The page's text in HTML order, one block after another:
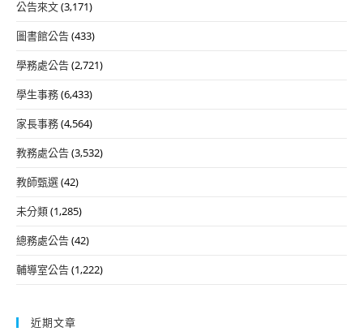
公告來文(3,171)
圖書館公告(433)
學務處公告(2,721)
學生事務(6,433)
家長事務(4,564)
教務處公告(3,532)
教師甄選(42)
未分類(1,285)
總務處公告(42)
輔導室公告(1,222)
近期文章